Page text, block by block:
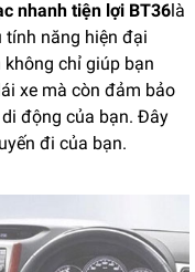
nhanh tiện lợi BT36là
tính năng hiện đại
chỉ giúp bạn
xe mà còn đảm bảo
động của bạn. Đây
đi của bạn.